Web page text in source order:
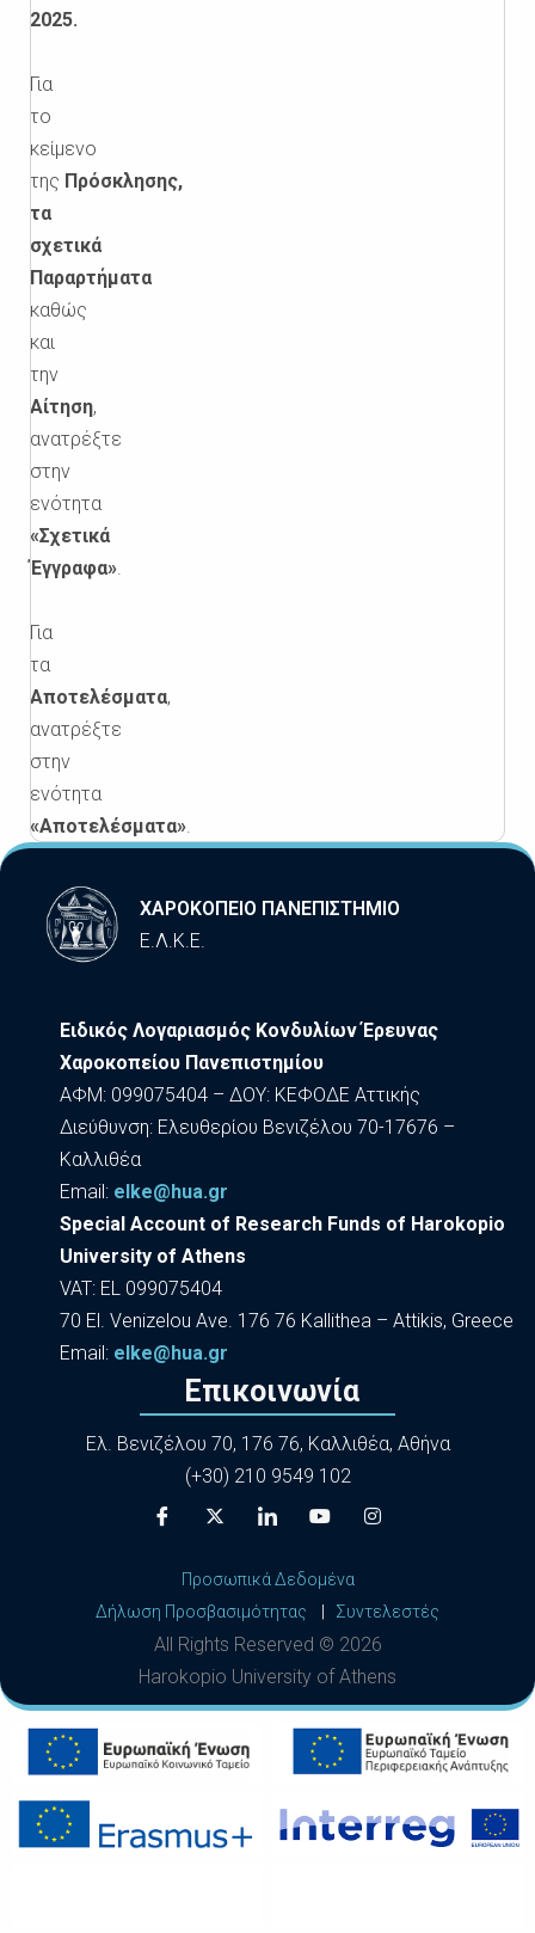
2025.
Για
το
κείμενο
της Πρόσκλησης,
τα
σχετικά
Παραρτήματα
καθώς
και
την
Αίτηση,
ανατρέξτε
στην
ενότητα
«Σχετικά
Έγγραφα».
Για
τα
Αποτελέσματα,
ανατρέξτε
στην
ενότητα
«Αποτελέσματα».
ΧΑΡΟΚΟΠΕΙΟ ΠΑΝΕΠΙΣΤΗΜΙΟ
Ε.Λ.Κ.Ε.
Ειδικός Λογαριασμός Κονδυλίων Έρευνας
Χαροκοπείου Πανεπιστημίου
ΑΦΜ: 099075404 – ΔΟΥ: ΚΕΦΟΔΕ Αττικής
Διεύθυνση: Ελευθερίου Βενιζέλου 70-17676 –
Καλλιθέα
Εmail: elke@hua.gr
Special Account of Research Funds of Harokopio
University of Athens
VAT: EL 099075404
70 El. Venizelou Ave. 176 76 Kallithea – Attikis, Greece
Εmail: elke@hua.gr
Επικοινωνία
Ελ. Βενιζέλου 70, 176 76, Καλλιθέα, Αθήνα
(+30) 210 9549 102
Προσωπικά Δεδομένα
Δήλωση Προσβασιμότητας
Συντελεστές
All Rights Reserved © 2026
Harokopio University of Athens